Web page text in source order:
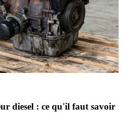
diesel : ce qu'il faut savoir